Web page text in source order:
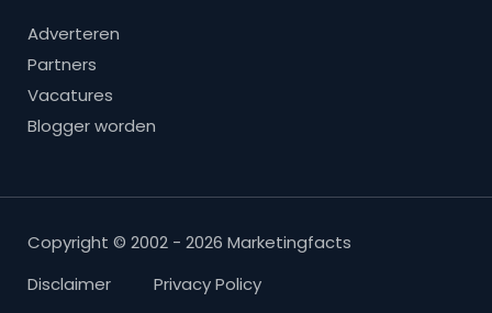
Adverteren
Partners
Vacatures
Blogger worden
Copyright © 2002 - 2026 Marketingfacts
Disclaimer
Privacy Policy